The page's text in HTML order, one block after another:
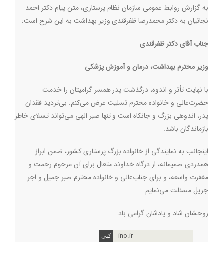
به گزارش روابط عمومی سازمان نظام پرستاری، متن پیام دکتر احمد
نجاتیان به دکتر محمدرضا ظفرقندی وزیر بهداشت به این شرح است:
جناب آقای دکتر ظفرقندی
وزیر محترم بهداشت، درمان و آموزش پزشکی
با نهایت تأثر و اندوه، درگذشت پدر همسر گرامیتان را خدمت
حضرت‌عالی و خانواده محترم تسلیت عرض می‌کنم. بی‌تردید فقدان
پدر، اندوهی بزرگ و جانکاه است و تنها صبر الهی می‌تواند تسلای خاطر
بازماندگان باشد.
اینجانب به نمایندگی از خانواده بزرگ پرستاری کشور، ضمن ابراز
همدردی صمیمانه، از درگاه خداوند متعال برای آن مرحوم رحمت و
مغفرت واسعه، و برای جناب‌عالی و خانواده محترم صبر جمیل و اجر
جزیل مسئلت می‌نمایم.
روحشان شاد و یادشان گرامی باد.
ino.ir